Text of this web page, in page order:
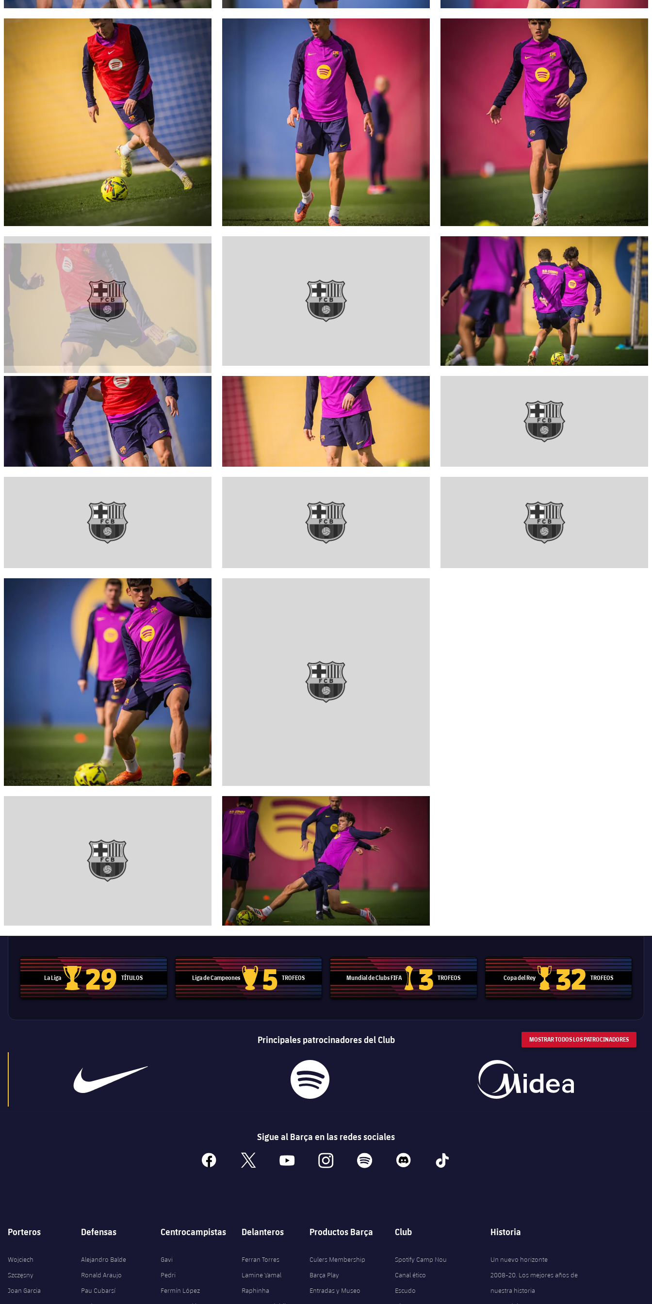
FC Barcelona club badge
FC Barcelona club badge
FC Barcelona club badge
FC Barcelona club badge
La Liga
Trofeo de La Liga
29 TÍTULOS Liga de Campeones
Trofeo de la Liga de Campeones
5 TROFEOS Mundial de Clubs FIFA
Trofeo del Mundial de Clubes
3 TROFEOS Copa del Rey
Copa del Rey
32 TROFEOS
Principales patrocinadores del Club MOSTRAR TODOS LOS PATROCINADORES
Sigue al Barça en las redes sociales
facebook x youtube instagram spotify discord tiktok
Porteros
Wojciech
Szczęsny
Joan Garcia
Defensas
Alejandro Balde
Ronald Araujo
Pau Cubarsí
Centrocampistas
Gavi
Pedri
Fermín López
Delanteros
Ferran Torres
Lamine Yamal
Raphinha
Productos Barça
Culers Membership
Barça Play
Entradas y Museo
Club
Spotify Camp Nou
Canal ético
Escudo
Historia
Un nuevo horizonte
2008-20. Los mejores años de
nuestra historia